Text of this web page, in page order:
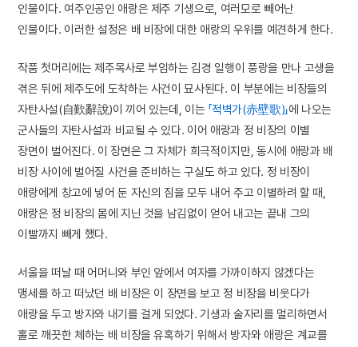
인물이다. 여주인공인 애랑은 제주 기생으로, 여러모로 빼어난
인물이다. 이러한 설정은 배 비장에 대한 애랑의 우위를 예견하게 한다.
작품 첫머리에는 제주목사로 부임하는 김경 일행이 풍랑을 만나 고생을
겪은 뒤에 제주도에 도착하는 사건이 묘사된다. 이 부분에는 비장들의
자탄사설(自歎辭說)이 끼어 있는데, 이는 「적벽가(赤壁歌)」에 나오는
군사들의 자탄사설과 비교될 수 있다. 이어 애랑과 정 비장의 이별
장면이 벌어진다. 이 장면은 그 자체가 희극적이지만, 동시에 애랑과 배
비장 사이에 벌어질 사건을 준비하는 구실도 하고 있다. 정 비장이
애랑에게 창고에 넣어 둔 자신의 짐을 모두 내어 주고 이별하려 할 때,
애랑은 정 비장의 몸에 지닌 것을 남김없이 얻어 내고는 끝내 그의
이빨까지 빼게 했다.
서울을 떠날 때 어머니와 부인 앞에서 여자를 가까이하지 않겠다는
맹세를 하고 떠났던 배 비장은 이 장면을 보고 정 비장을 비웃다가
애랑을 두고 방자와 내기를 걸게 되었다. 기생과 술자리를 멀리하면서
홀로 깨끗한 체하는 배 비장을 유혹하기 위해서 방자와 애랑은 계교를